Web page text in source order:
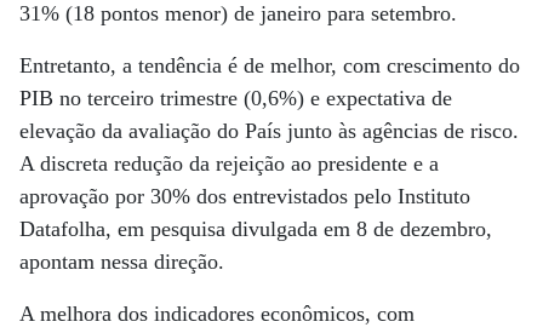
31% (18 pontos menor) de janeiro para setembro.
Entretanto, a tendência é de melhor, com crescimento do
PIB no terceiro trimestre (0,6%) e expectativa de
elevação da avaliação do País junto às agências de risco.
A discreta redução da rejeição ao presidente e a
aprovação por 30% dos entrevistados pelo Instituto
Datafolha, em pesquisa divulgada em 8 de dezembro,
apontam nessa direção.
A melhora dos indicadores econômicos, com